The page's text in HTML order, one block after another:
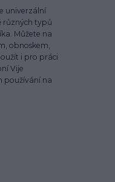
univerzální
různých typů
Můžete na
obnoskem,
i pro práci
Vije
používání na